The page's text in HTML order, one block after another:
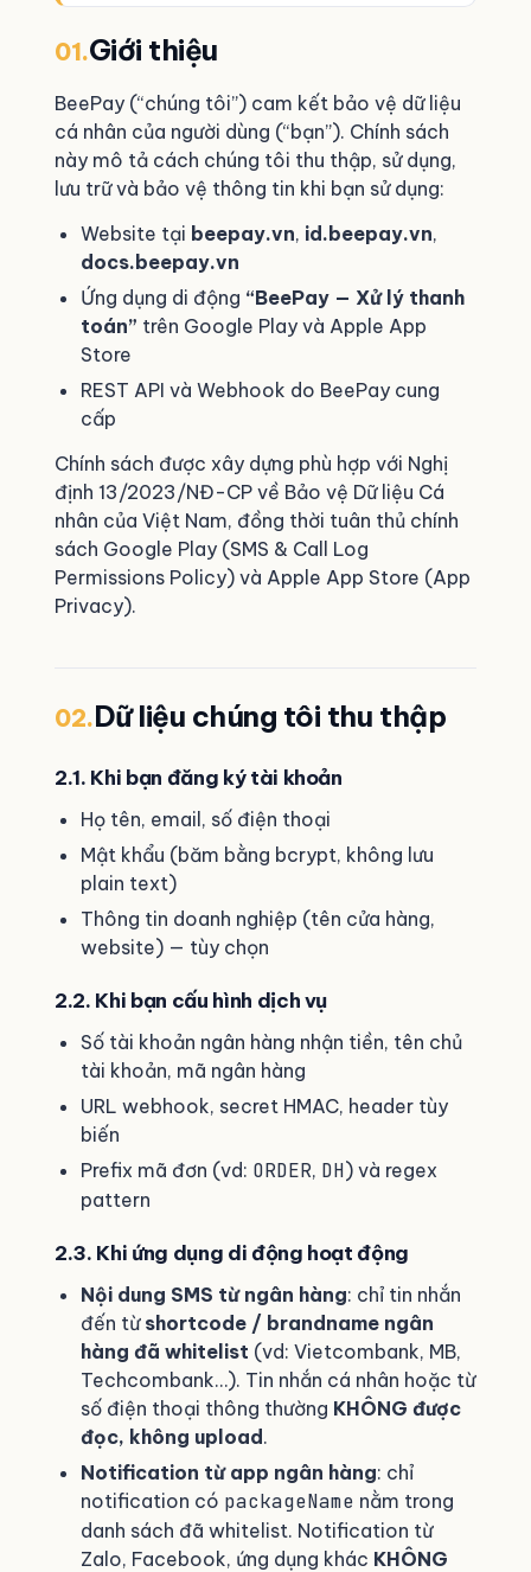
01.Giới thiệu
BeePay (“chúng tôi”) cam kết bảo vệ dữ liệu
cá nhân của người dùng (“bạn”). Chính sách
này mô tả cách chúng tôi thu thập, sử dụng,
lưu trữ và bảo vệ thông tin khi bạn sử dụng:
Website tại beepay.vn, id.beepay.vn,
docs.beepay.vn
Ứng dụng di động “BeePay — Xử lý thanh
toán” trên Google Play và Apple App
Store
REST API và Webhook do BeePay cung
cấp
Chính sách được xây dựng phù hợp với Nghị
định 13/2023/NĐ-CP về Bảo vệ Dữ liệu Cá
nhân của Việt Nam, đồng thời tuân thủ chính
sách Google Play (SMS & Call Log
Permissions Policy) và Apple App Store (App
Privacy).
02.Dữ liệu chúng tôi thu thập
2.1. Khi bạn đăng ký tài khoản
Họ tên, email, số điện thoại
Mật khẩu (băm bằng bcrypt, không lưu
plain text)
Thông tin doanh nghiệp (tên cửa hàng,
website) — tùy chọn
2.2. Khi bạn cấu hình dịch vụ
Số tài khoản ngân hàng nhận tiền, tên chủ
tài khoản, mã ngân hàng
URL webhook, secret HMAC, header tùy
biến
Prefix mã đơn (vd: ORDER, DH) và regex
pattern
2.3. Khi ứng dụng di động hoạt động
Nội dung SMS từ ngân hàng: chỉ tin nhắn
đến từ shortcode / brandname ngân
hàng đã whitelist (vd: Vietcombank, MB,
Techcombank…). Tin nhắn cá nhân hoặc từ
số điện thoại thông thường KHÔNG được
đọc, không upload .
Notification từ app ngân hàng: chỉ
notification có packageName nằm trong
danh sách đã whitelist. Notification từ
Zalo, Facebook, ứng dụng khác KHÔNG